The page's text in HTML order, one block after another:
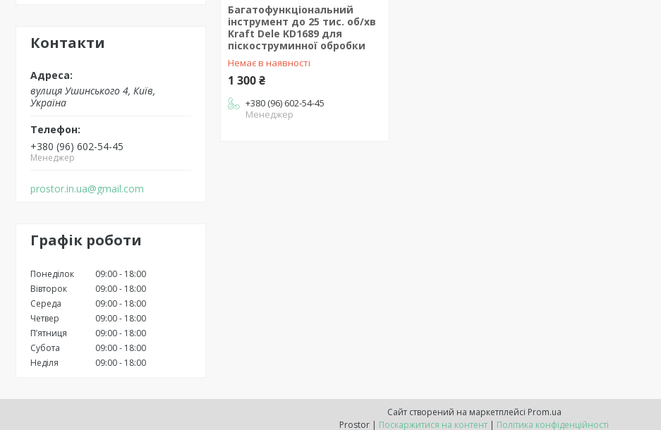
Контакти
вулиця Ушинського 4, Київ,
Україна
+380 (96) 602-54-45
Менеджер
prostor.in.ua@gmail.com
Графік роботи
Понеділок 09:00
18:00
Вівторок
09:00
18:00
Середа
09:00
18:00
Четвер
09:00
18:00
Пʼятниця
09:00
18:00
Субота
09:00
18:00
Неділя
09:00 18:00
Багатофункціональний
інструмент до 25 тис. об/хв
Kraft Dele KD1689 для
піскоструминної обробки
Немає в наявності
1 300 ₴
+380 (96) 602-54-45
Менеджер
Сайт створений на маркетплейсі Prom.ua
Prostor | Поскаржитися на контент | Політика конфіденційності